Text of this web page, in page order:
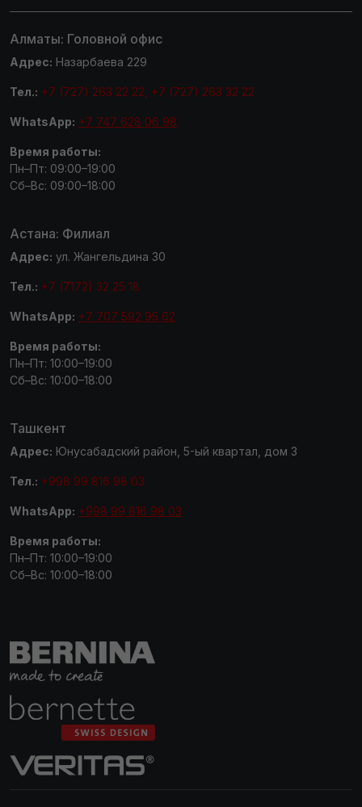
Алматы: Головной офис
Адрес: Назарбаева 229
Тел.: +7 (727) 263 22 22, +7 (727) 263 32 22
WhatsApp: +7 747 628 06 98
Время работы:
Пн–Пт: 09:00–19:00
Сб–Вс: 09:00–18:00
Астана: Филиал
Адрес: ул. Жангельдина 30
Тел.: +7 (7172) 32 25 18
WhatsApp: +7 707 592 95 62
Время работы:
Пн–Пт: 10:00–19:00
Сб–Вс: 10:00–18:00
Ташкент
Адрес: Юнусабадский район, 5-ый квартал, дом 3
Тел.: +998 99 816 98 03
WhatsApp: +998 99 816 98 03
Время работы:
Пн–Пт: 10:00–19:00
Сб–Вс: 10:00–18:00